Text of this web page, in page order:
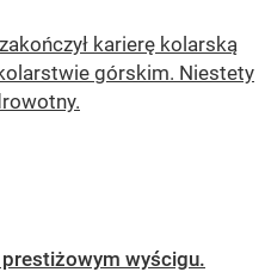
karierę kolarską
górskim. Niestety
prestiżowym wyścigu.